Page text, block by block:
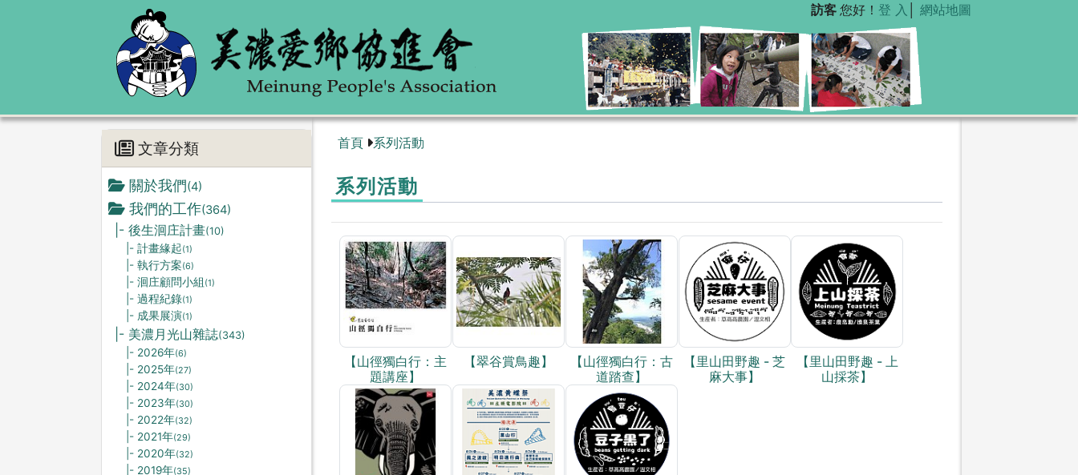
訪客 您好！ 登 入 網站地圖
文章分類
關於我們(4)
我們的工作(364)
|- 後生洄庄計畫(10)
|- 計畫緣起(1)
|- 執行方案(6)
|- 洄庄顧問小組 (1)
|- 過程紀錄(1)
|- 成果展演(1)
|- 美濃月光山雜誌(343)
|- 2026年(6)
|- 2025年(27)
|- 2024年(30)
|- 2023年(30)
|- 2022年(32)
|- 2021年(29)
|- 2020年(32)
|- 2019年(35)
首頁 系列活動
系列活動
【山徑獨白行：主
題講座】
【翠谷賞鳥趣】
【山徑獨白行：古
道踏查】
【里山田野趣 - 芝
麻大事】
【里山田野趣 - 上
山採茶】